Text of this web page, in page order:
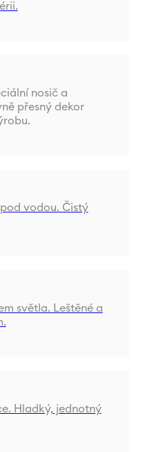
nosič a
přesný dekor
vodou. Čistý
světla. Leštěné a
Hladký, jednotný